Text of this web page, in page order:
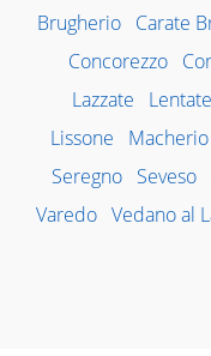
Brugherio Carate
Concorezzo
Lazzate
Lissone
Macherio
Seregno Seveso
Varedo Vedano al